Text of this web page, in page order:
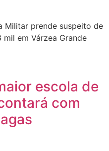
Militar prende suspeito de
mil em Várzea Grande
escola de
com